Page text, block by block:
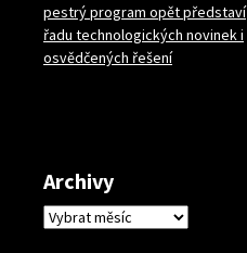
pestrý program opět představí
řadu technologických novinek i
osvědčených řešení
Archivy
Archivy